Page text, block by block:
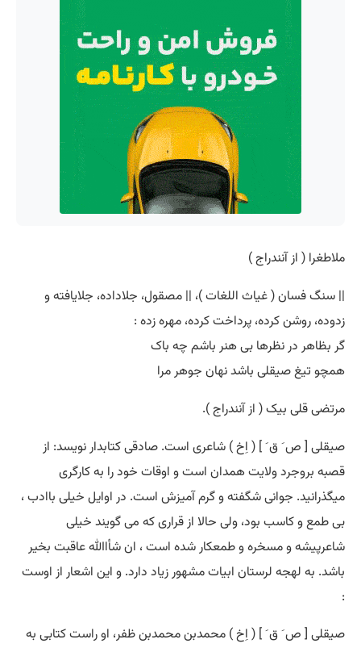
ملاطغرا ( از آنندراج )
|| سنگ فسان ( غیاث اللغات )، || مصقول، جلاداده، جلایافته و
زدوده، روشن کرده، پرداخت کرده، مهره زده :
گر بظاهر در نظرها بی هنر باشم چه باک
همچو تیغ صیقلی باشد نهان جوهر مرا
مرتضی قلی بیک ( از آنندراج ).
صیقلی [ ص َ ق َ ] ( اِخ ) شاعری است. صادقی کتابدار نویسد: از
قصبه بروجرد ولایت همدان است و اوقات خود را به کارگری
میگذرانید. جوانی شگفته و گرم آمیزش است. در اوایل خیلی باادب ،
بی طمع و کاسب بود، ولی حالا از قراری که می گویند خیلی
شاعرپیشه و مسخره و طمعکار شده است ، ان شأاﷲ عاقبت بخیر
باشد. به لهجه لرستان ابیات مشهور زیاد دارد. و این اشعار از اوست
:
صیقلی [ ص َ ق َ ] ( اِخ ) محمدبن محمدبن ظفر، او راست کتابی به